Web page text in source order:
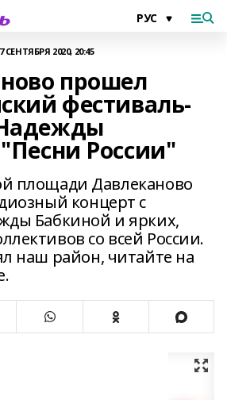
7 СЕНТЯБРЯ 2020, 20:45
прошел
фестиваль-
России"
площади Давлеканово
концерт с
Бабкиной и ярких,
со всей России.
наш район, читайте на